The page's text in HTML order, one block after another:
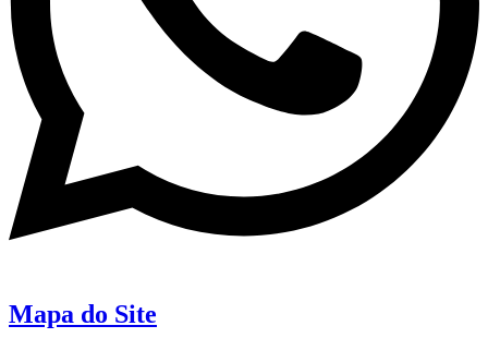
Mapa do Site